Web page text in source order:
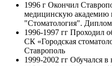
1996 г Окончил
медицинскую академию
"Стоматология".
1996-1997 гг Проходил
СК «Городская
Ставрополь
1999-2002 гг Обучался